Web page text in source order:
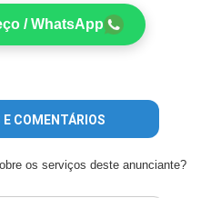
/ WhatsApp
E COMENTÁRIOS
os serviços deste anunciante?